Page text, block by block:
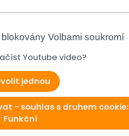
Volbami soukromí
Youtube video?
jednou
- souhlas s druhem cookie:
Funkční